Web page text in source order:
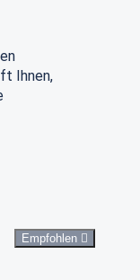
Ihnen,
Empfohlen